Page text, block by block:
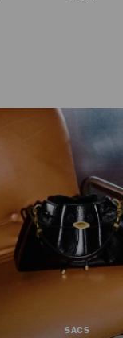
SACS